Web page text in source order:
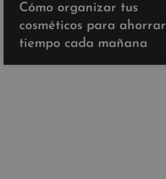
Cómo organizar tus
cosméticos para ahorrar
tiempo cada mañana